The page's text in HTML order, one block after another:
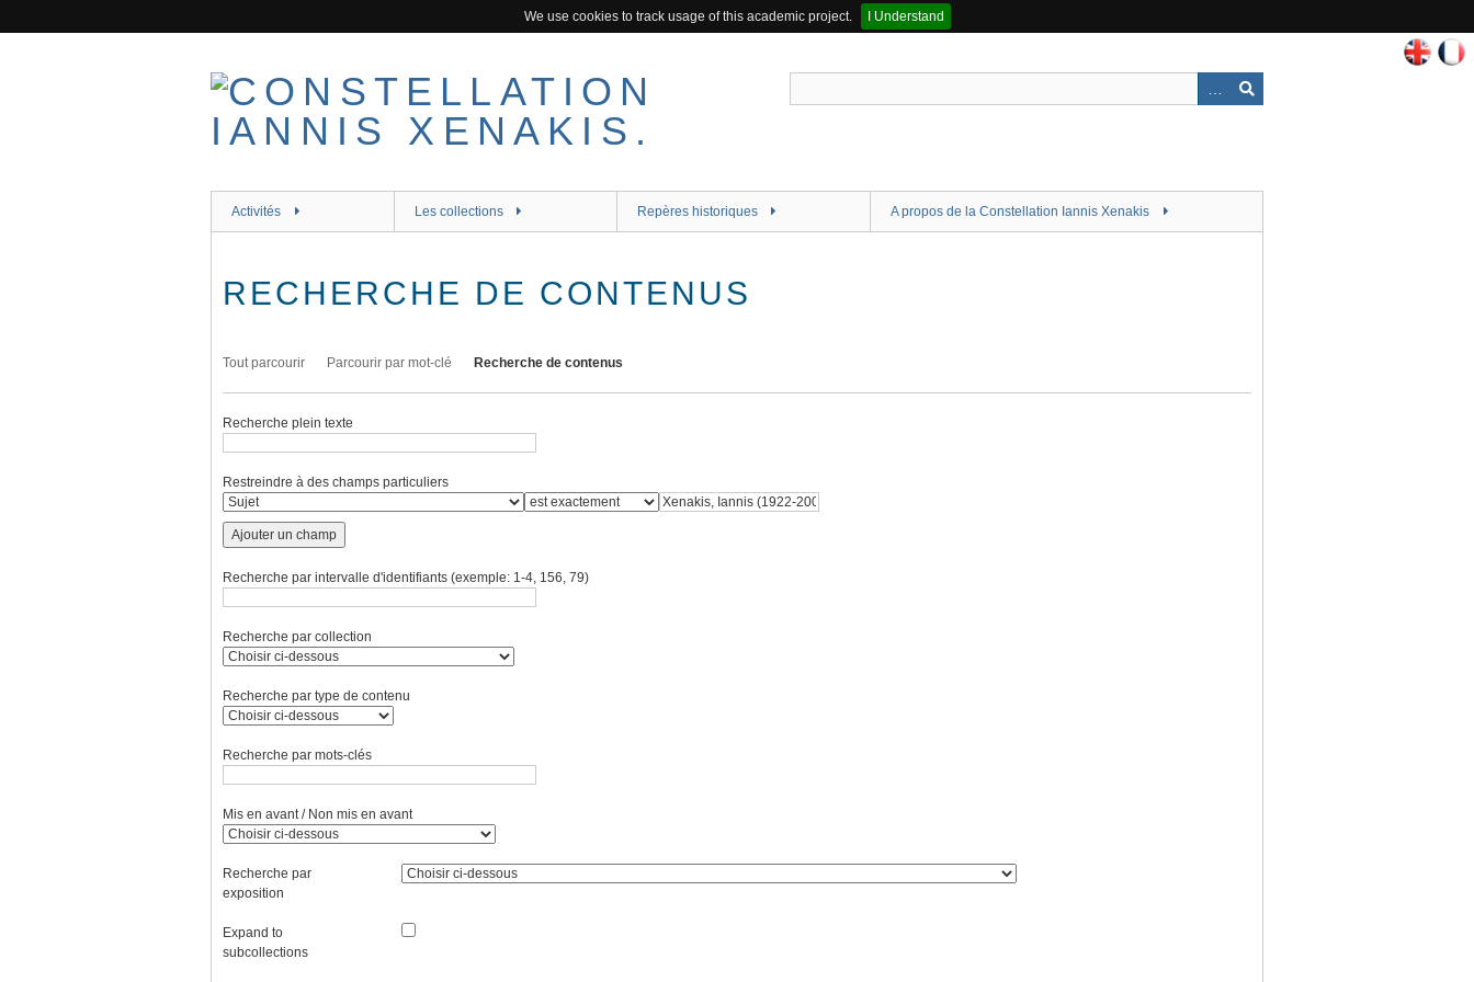
We use cookies to track usage of this academic project.
I Understand
Activités Les collections Repères historiques A propos de la Constellation Iannis Xenakis
RECHERCHE DE CONTENUS
Tout parcourir Parcourir par mot-clé Recherche de contenus
Recherche plein texte
Restreindre à des champs particuliers
Ajouter un champ
Recherche par intervalle d'identifiants (exemple: 1-4, 156, 79)
Recherche par collection
Recherche par type de contenu
Recherche par mots-clés
Mis en avant / Non mis en avant
Recherche par
exposition
Expand to
subcollections